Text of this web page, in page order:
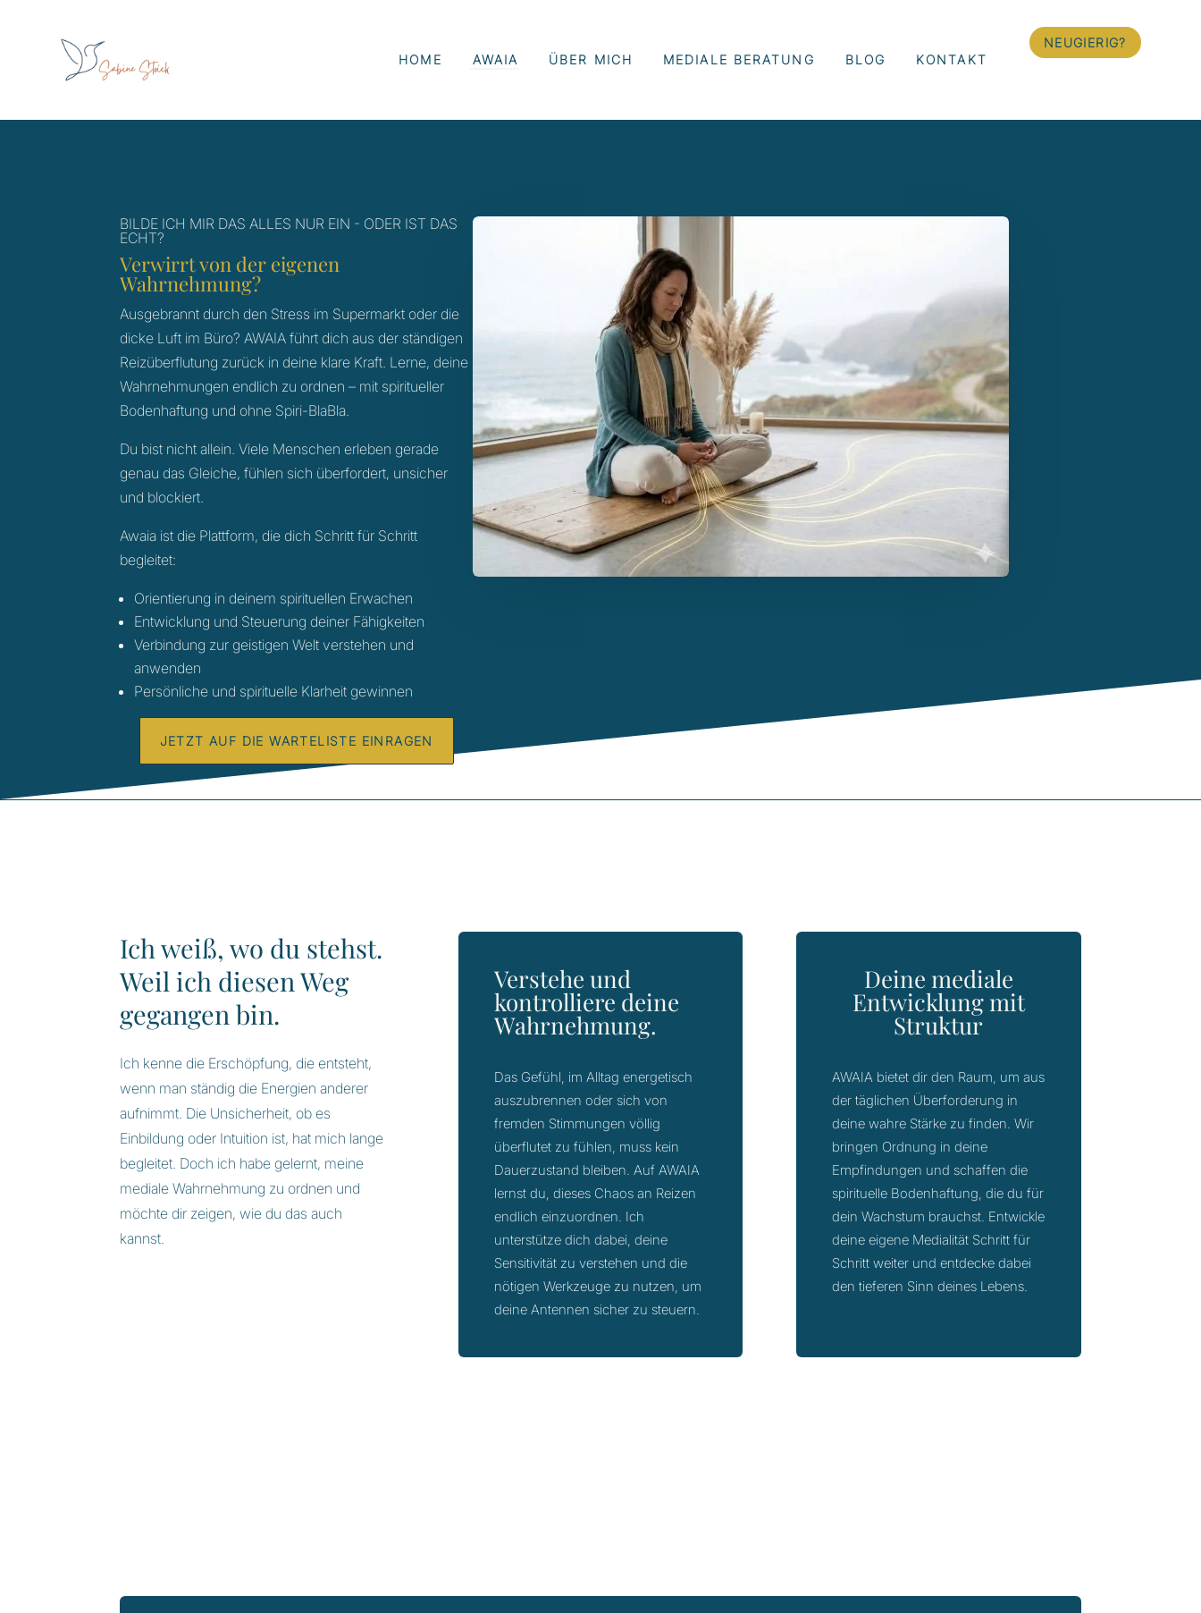
HOME AWAIA ÜBER MICH MEDIALE BERATUNG BLOG KONTAKT
NEUGIERIG?
BILDE ICH MIR DAS ALLES NUR EIN - ODER IST DAS
ECHT?
Verwirrt von der eigenen
Wahrnehmung?
Ausgebrannt durch den Stress im Supermarkt oder die
dicke Luft im Büro? AWAIA führt dich aus der ständigen
Reizüberflutung zurück in deine klare Kraft. Lerne, deine
Wahrnehmungen endlich zu ordnen – mit spiritueller
Bodenhaftung und ohne Spiri-BlaBla.
Du bist nicht allein. Viele Menschen erleben gerade
genau das Gleiche, fühlen sich überfordert, unsicher
und blockiert.
Awaia ist die Plattform, die dich Schritt für Schritt
begleitet:
Orientierung in deinem spirituellen Erwachen
Entwicklung und Steuerung deiner Fähigkeiten
Verbindung zur geistigen Welt verstehen und
anwenden
Persönliche und spirituelle Klarheit gewinnen
JETZT AUF DIE WARTELISTE EINRAGEN
Ich weiß, wo du stehst.
Weil ich diesen Weg
gegangen bin.
Ich kenne die Erschöpfung, die entsteht,
wenn man ständig die Energien anderer
aufnimmt. Die Unsicherheit, ob es
Einbildung oder Intuition ist, hat mich lange
begleitet. Doch ich habe gelernt, meine
mediale Wahrnehmung zu ordnen und
möchte dir zeigen, wie du das auch
kannst.
Verstehe und
kontrolliere deine
Wahrnehmung.
Das Gefühl, im Alltag energetisch
auszubrennen oder sich von
fremden Stimmungen völlig
überflutet zu fühlen, muss kein
Dauerzustand bleiben. Auf AWAIA
lernst du, dieses Chaos an Reizen
endlich einzuordnen. Ich
unterstütze dich dabei, deine
Sensitivität zu verstehen und die
nötigen Werkzeuge zu nutzen, um
deine Antennen sicher zu steuern.
Deine mediale
Entwicklung mit
Struktur
AWAIA bietet dir den Raum, um aus
der täglichen Überforderung in
deine wahre Stärke zu finden. Wir
bringen Ordnung in deine
Empfindungen und schaffen die
spirituelle Bodenhaftung, die du für
dein Wachstum brauchst. Entwickle
deine eigene Medialität Schritt für
Schritt weiter und entdecke dabei
den tieferen Sinn deines Lebens.